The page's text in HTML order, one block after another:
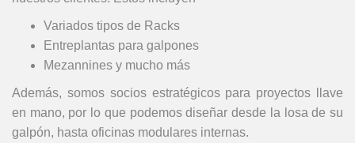
Variados tipos de Racks
Entreplantas para galpones
Mezannines y mucho más
Además, somos socios estratégicos para proyectos llave
en mano, por lo que podemos diseñar desde la losa de su
galpón, hasta oficinas modulares internas.